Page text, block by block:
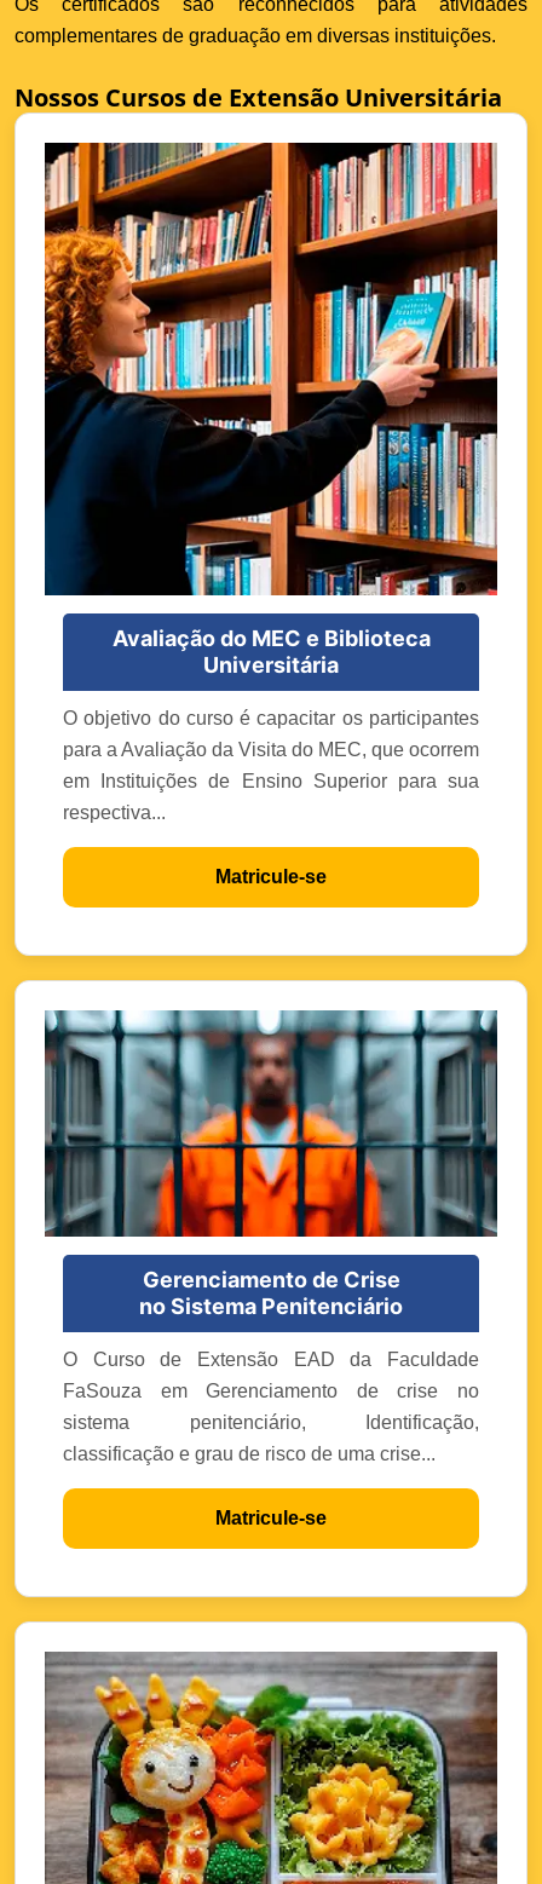
Os certificados são reconhecidos para atividades
complementares de graduação em diversas instituições.
Nossos Cursos de Extensão Universitária
Avaliação do MEC e Biblioteca
Universitária
O objetivo do curso é capacitar os participantes
para a Avaliação da Visita do MEC, que ocorrem
em Instituições de Ensino Superior para sua
respectiva...
Matricule-se
Gerenciamento de Crise
no Sistema Penitenciário
O Curso de Extensão EAD da Faculdade
FaSouza em Gerenciamento de crise no
sistema penitenciário, Identificação,
classificação e grau de risco de uma crise...
Matricule-se